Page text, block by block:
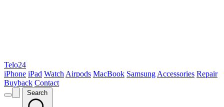
Telo24
iPhone iPad Watch Airpods MacBook Samsung Accessories Repair
Buyback Contact
Search